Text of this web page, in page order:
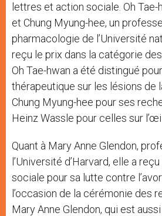
lettres et action sociale. Oh Tae-
et Chung Myung-hee, un
pharmacologie de l’Université
reçu le prix dans la catégorie
Oh Tae-hwan a été distingué
thérapeutique sur les lésions de
Chung Myung-hee pour ses
Heinz Wassle pour celles sur
Quant à Mary Anne Glendon,
l’Université d’Harvard, elle a
sociale pour sa lutte contre
l’occasion de la cérémonie des
Mary Anne Glendon, qui est